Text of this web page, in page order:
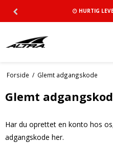
HURTIG
Forside / Glemt adgangskode
Glemt
Har du oprettet en konto hos
adgangskode her.